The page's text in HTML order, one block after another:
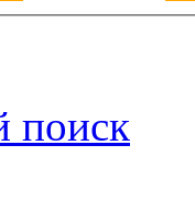
поиск